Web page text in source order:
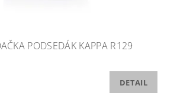
PODSEDÁK KAPPA R129
DETAIL